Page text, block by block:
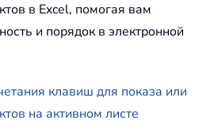
в Excel, помогая вам
и порядок в электронной
клавиш для показа или
на активном листе